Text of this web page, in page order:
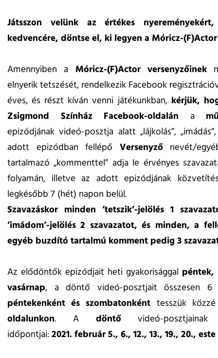
Játsszon velünk az értékes nyereményekért,
kedvencére, döntse el, ki legyen a Móricz-
Amennyiben a Móricz-(F)Actor versenyzőinek
elnyerik tetszését, rendelkezik Facebook
éves, és részt kíván venni játékunkban, kérjük,
Zsigmond Színház
Facebook-oldalán a
epizódjának videó-posztja alatt „lájkolás”,
adott epizódban fellépő Versenyzőnevét/
tartalmazó „kommenttel” adja le érvényes
folyamán, illetve az adott epizódjának
legkésőbb 7 (hét) napon belül.
Szavazáskor minden ’tetszik’-jelölés 1
’imádom’-jelölés 2 szavazatot, és minden, a
egyéb buzdító tartalmú komment pedig 3
Az elődöntők epizódjait heti gyakorisággal péntek,
vasárnap, a döntő videó-posztjait összesen 6
péntekenként és szombatonként tesszük
oldalunkon. A döntővideó-posztjainak
időpontjai:2021. február 5., 6., 12., 13., 19., 20.,